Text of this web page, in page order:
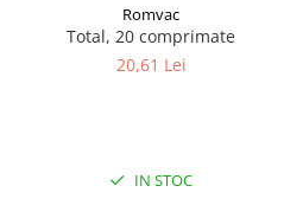
Romvac
Total, 20 comprimate
20,61 Lei
IN STOC